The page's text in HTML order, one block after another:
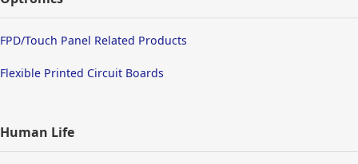
FPD/Touch Panel Related Products
Flexible Printed Circuit Boards
Human Life